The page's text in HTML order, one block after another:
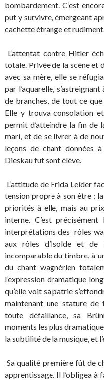
bombardement. C’est
put y survivre, émergeant
cachette étrange et
L’attentat contre Hitler
totale. Privée de la scène et
avec sa mère, elle se
par l’aquarelle,
de branches, de tout ce
Elle y trouva consolation
permit d’atteindre la fin de
mari, et de se livrer à de
leçons de chant données
Dieskau fut sont élève.
L’attitude de Frida Leider
tension propre à son être :
priorités à elle, mais au prix
interne. C’est
interprétations des rôles
aux rôles d’Isolde et de
incomparable du timbre, à
du chant wagnérien
l’expression dramatique
qu’elle voit sa patrie
maintenant une stature de
toute défaillance, sa
moments les plus
la subtilité de la musique, et
Sa qualité première fût de
apprentissage. Il l’obligea à